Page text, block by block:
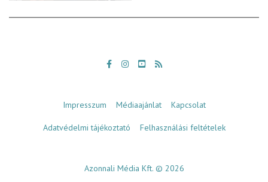
Impresszum Médiaajánlat Kapcsolat
Adatvédelmi tájékoztató Felhasználási feltételek
Azonnali Média Kft. © 2026